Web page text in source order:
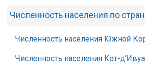
Численность населения по
Численность населения Южной
Численность населения Кот-